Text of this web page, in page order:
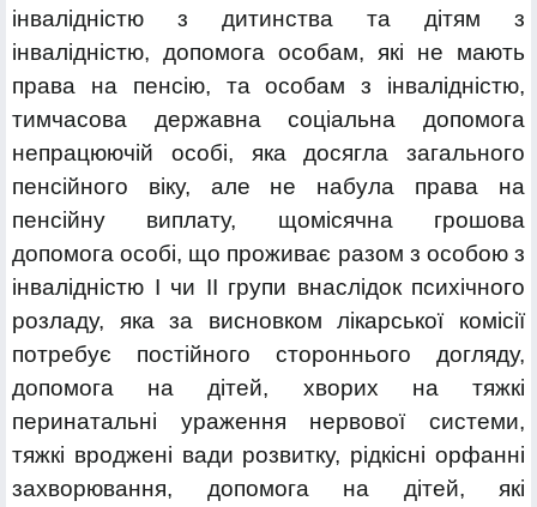
інвалідністю з дитинства та дітям з
інвалідністю, допомога особам, які не мають
права на пенсію, та особам з інвалідністю,
тимчасова державна соціальна допомога
непрацюючій особі, яка досягла загального
пенсійного віку, але не набула права на
пенсійну виплату, щомісячна грошова
допомога особі, що проживає разом з особою з
інвалідністю I чи II групи внаслідок психічного
розладу, яка за висновком лікарської комісії
потребує постійного стороннього догляду,
допомога на дітей, хворих на тяжкі
перинатальні ураження нервової системи,
тяжкі вроджені вади розвитку, рідкісні орфанні
захворювання, допомога на дітей, які